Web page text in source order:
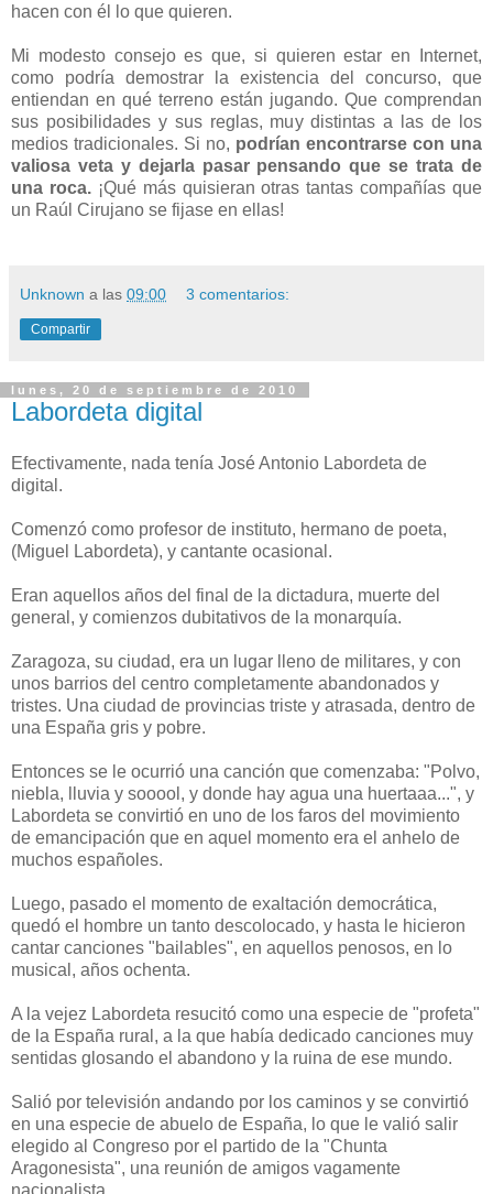
hacen con él lo que quieren.
Mi modesto consejo es que, si quieren estar en Internet,
como podría demostrar la existencia del concurso, que
entiendan en qué terreno están jugando. Que comprendan
sus posibilidades y sus reglas, muy distintas a las de los
medios tradicionales. Si no, podrían encontrarse con una
valiosa veta y dejarla pasar pensando que se trata de
una roca.¡Qué más quisieran otras tantas compañías que
un Raúl Cirujano se fijase en ellas!
Unknown a las 09:00 3 comentarios:
Compartir
lunes, 20 de septiembre de 2010
Labordeta digital
Efectivamente, nada tenía José Antonio Labordeta de
digital.
Comenzó como profesor de instituto, hermano de poeta,
(Miguel Labordeta), y cantante ocasional.
Eran aquellos años del final de la dictadura, muerte del
general, y comienzos dubitativos de la monarquía.
Zaragoza, su ciudad, era un lugar lleno de militares, y con
unos barrios del centro completamente abandonados y
tristes. Una ciudad de provincias triste y atrasada, dentro de
una España gris y pobre.
Entonces se le ocurrió una canción que comenzaba: "Polvo,
niebla, lluvia y sooool, y donde hay agua una huertaaa...", y
Labordeta se convirtió en uno de los faros del movimiento
de emancipación que en aquel momento era el anhelo de
muchos españoles.
Luego, pasado el momento de exaltación democrática,
quedó el hombre un tanto descolocado, y hasta le hicieron
cantar canciones "bailables", en aquellos penosos, en lo
musical, años ochenta.
A la vejez Labordeta resucitó como una especie de "profeta"
de la España rural, a la que había dedicado canciones muy
sentidas glosando el abandono y la ruina de ese mundo.
Salió por televisión andando por los caminos y se convirtió
en una especie de abuelo de España, lo que le valió salir
elegido al Congreso por el partido de la "Chunta
Aragonesista", una reunión de amigos vagamente